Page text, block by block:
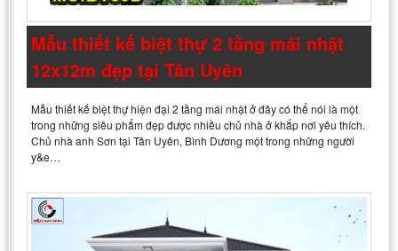
Mẫu thiết kế biệt thự 2 tầng mái nhật
12x12m đẹp tại Tân Uyên
Mẫu thiết kế biệt thự hiện đại 2 tầng mái nhật ở đây có thể nói là một
trong những siêu phẩm đẹp được nhiều chủ nhà ở khắp nơi yêu thích.
Chủ nhà anh Sơn tại Tân Uyên, Bình Dương một trong những người
y&e…